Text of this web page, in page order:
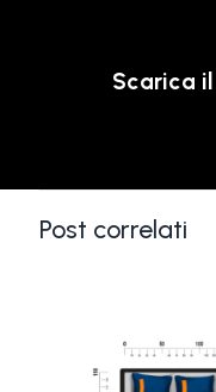
Scarica il
Post correlati